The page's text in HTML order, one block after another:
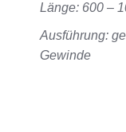
Länge: 600 –
Ausführung:
Gewinde